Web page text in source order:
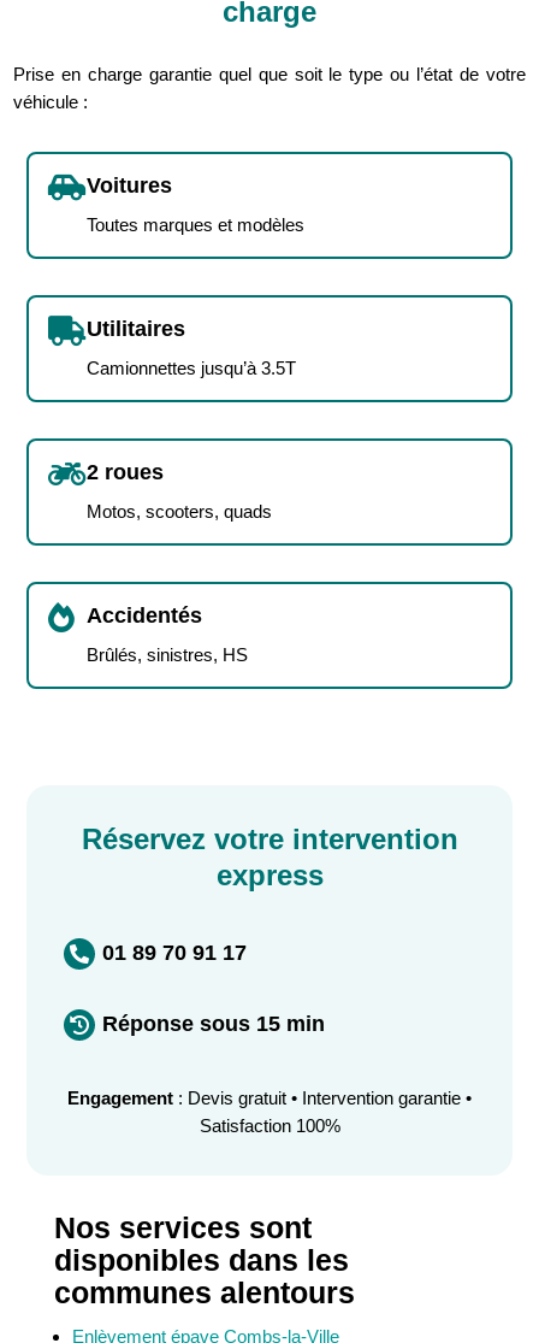
charge
Prise en charge garantie quel que soit le type ou l’état de votre
véhicule :
Voitures
Toutes marques et modèles
Utilitaires
Camionnettes jusqu’à 3.5T
2 roues
Motos, scooters, quads
 Accidentés
Brûlés, sinistres, HS
Réservez votre intervention
express
 01 89 70 91 17
 Réponse sous 15 min
Engagement : Devis gratuit • Intervention garantie •
Satisfaction 100%
Nos services sont
disponibles dans les
communes alentours
Enlèvement épave Combs-la-Ville